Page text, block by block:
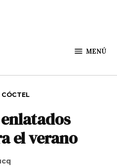
MENÚ
CÓCTEL
el verano